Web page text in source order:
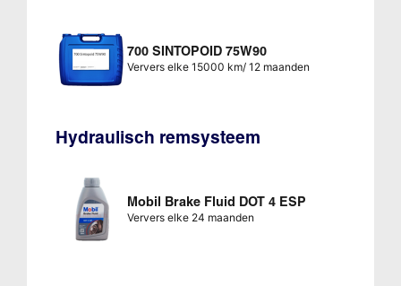
700 SINTOPOID 75W90
Ververs elke 15000 km/ 12 maanden
Hydraulisch remsysteem
Mobil Brake Fluid DOT 4 ESP
Ververs elke 24 maanden